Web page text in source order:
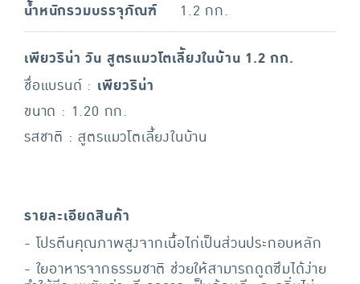
น้ำหนักรวมบรรจุภัณฑ์
1.2 กก.
เพียวริน่า วัน สูตรแมวโตเลี้ยงในบ้าน 1.2 กก.
ชื่อแบรนด์ : เพียวริน่า
ขนาด : 1.20 กก.
รสชาติ : สูตรแมวโตเลี้ยงในบ้าน
รายละเอียดสินค้า
- โปรตีนคุณภาพสูงจากเนื้อไก่เป็นส่วนประกอบหลัก
- ใยอาหารจากธรรมชาติ ช่วยให้สามารถดูดซึมได้ง่าย